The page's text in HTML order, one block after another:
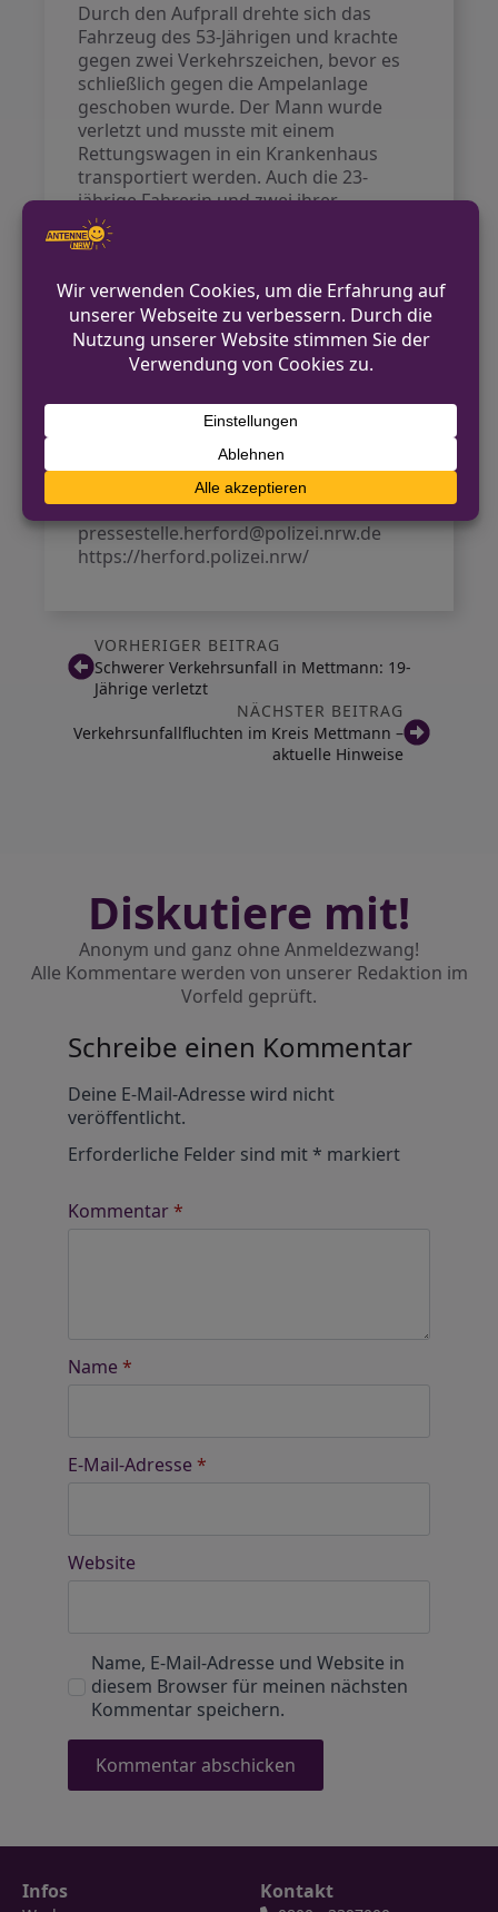
Durch den Aufprall drehte sich das
Fahrzeug des 53-Jährigen und krachte
gegen zwei Verkehrszeichen, bevor es
schließlich gegen die Ampelanlage
geschoben wurde. Der Mann wurde
verletzt und musste mit einem
Rettungswagen in ein Krankenhaus
transportiert werden. Auch die 23-
jährige Fahrerin und zwei ihrer
Beifahrer erlitten Verletzungen und
wurden vor Ort durch den
Durch den Unfall entstand ein
Sachschaden von insgesamt etwa
23.000 Euro.
Kontakt für Hinweise /
Pressestelle
Kreispolizeibehörde Herford
05221 888 1250
pressestelle.herford@polizei.nrw.de
https://herford.polizei.nrw/
VORHERIGER BEITRAG
Schwerer Verkehrsunfall in Mettmann: 19-
Jährige verletzt
NÄCHSTER BEITRAG
Verkehrsunfallfluchten im Kreis Mettmann –
aktuelle Hinweise
Diskutiere mit!
Anonym und ganz ohne Anmeldezwang!
Alle Kommentare werden von unserer Redaktion im
Vorfeld geprüft.
Schreibe einen Kommentar
Deine E-Mail-Adresse wird nicht
veröffentlicht.
Erforderliche Felder sind mit* markiert
Kommentar*
Name *
E-Mail-Adresse *
Website
Name, E-Mail-Adresse und Website in
diesem Browser für meinen nächsten
Kommentar speichern.
Infos Kontakt